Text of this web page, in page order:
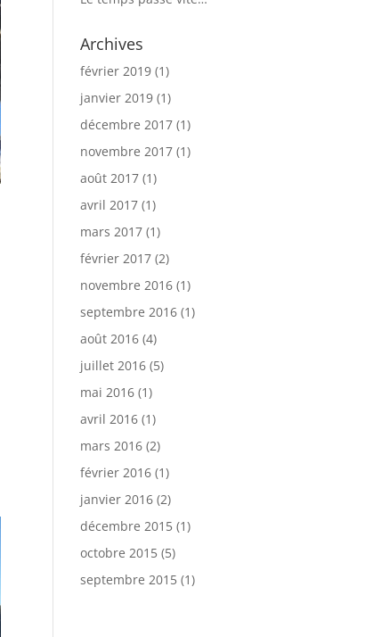
Archives
février 2019 (1)
janvier 2019 (1)
décembre 2017 (1)
novembre 2017 (1)
août 2017 (1)
avril 2017 (1)
mars 2017 (1)
février 2017 (2)
novembre 2016 (1)
septembre 2016 (1)
août 2016 (4)
juillet 2016 (5)
mai 2016 (1)
avril 2016 (1)
mars 2016 (2)
février 2016 (1)
janvier 2016 (2)
décembre 2015 (1)
octobre 2015 (5)
septembre 2015 (1)